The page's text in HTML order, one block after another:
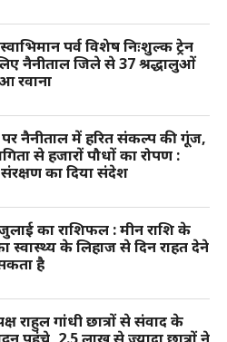
पर्व विशेष निःशुल्क ट्रेन
नैनीताल जिले से 37 श्रद्धालुओं
रवाना
पर नैनीताल में हरित संकल्प की गूंज,
से हजारों पौधों का रोपण :
संरक्षण का दिया संदेश
का राशिफल : मीन राशि के
स्वास्थ्य के लिहाज से दिन राहत देने
है
राहुल गांधी छात्रों से संवाद के